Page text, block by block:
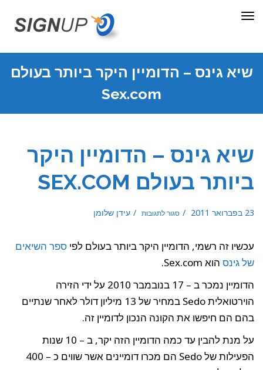
תפריט
שיא גינס – הדומיין היקר ביותר בעולם
Sex.com
שיא גינס – הדומיין היקר
ביותר בעולם SEX.COM
23 בפברואר 2011 סגור לתגובות שיא
גינס
בעולם
עידן שלומן
עכשיו זה רשמי, הדומיין היקר ביותר בעולם לפי ספר השיאים
של גינס הוא Sex.com.
הדומיין נמכר ב – 17 בנובמבר 2010 על ידי הזירה
הוירטואלית Sedo במחיר של 13 מיליון דולר לאחר שנתיים
בהם הם חיפשו את הקונה הנכון לדומיין זה.
על מנת להבין עד כמה הדומיין הזה יקר, ב – 10 שנות
הפעילות של Sedo הם מכרו דומיינים אשר שווים כ – 400